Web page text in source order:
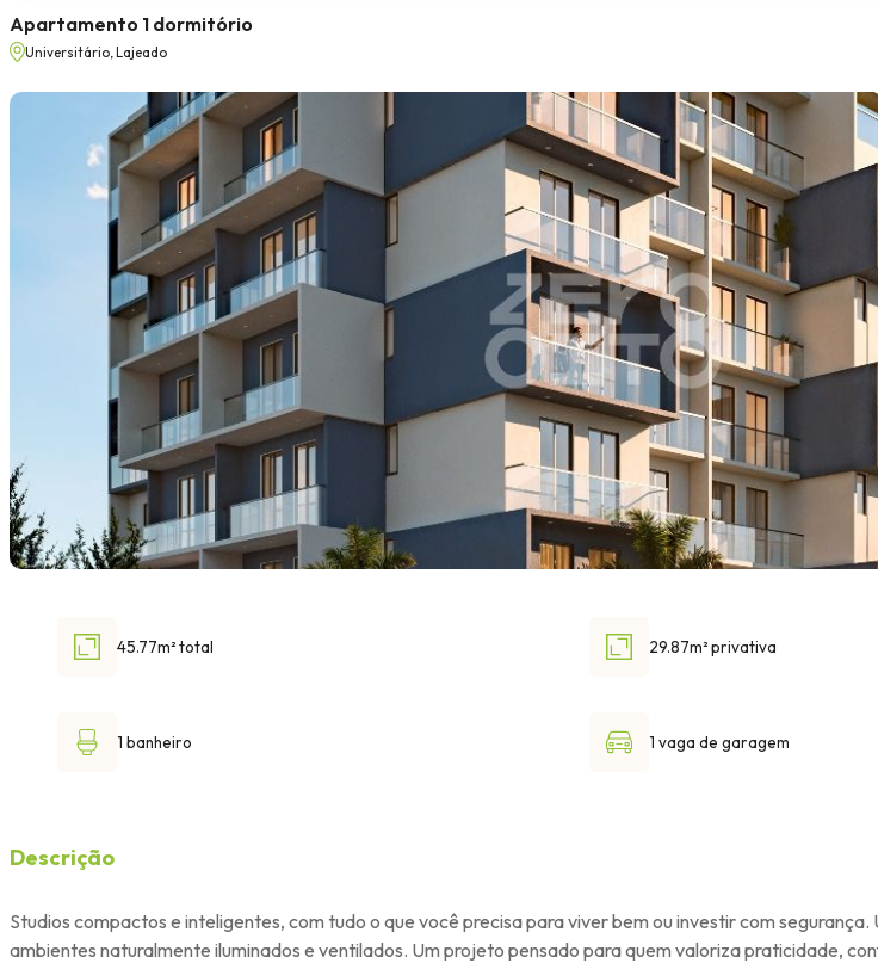
Apartamento 1 dormitório
Universitário, Lajeado
45.77m² total 29.87m² privativa
1 banheiro 1 vaga de garagem
Descrição
Studios compactos e inteligentes, com tudo o que você precisa para viver bem ou investir com
ambientes naturalmente iluminados e ventilados. Um projeto pensado para quem valoriza praticidade,